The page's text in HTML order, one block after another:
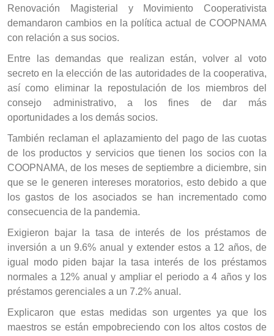
Renovación Magisterial y Movimiento Cooperativista
demandaron cambios en la política actual de COOPNAMA
con relación a sus socios.
Entre las demandas que realizan están, volver al voto
secreto en la elección de las autoridades de la cooperativa,
así como eliminar la repostulación de los miembros del
consejo administrativo, a los fines de dar más
oportunidades a los demás socios.
También reclaman el aplazamiento del pago de las cuotas
de los productos y servicios que tienen los socios con la
COOPNAMA, de los meses de septiembre a diciembre, sin
que se le generen intereses moratorios, esto debido a que
los gastos de los asociados se han incrementado como
consecuencia de la pandemia.
Exigieron bajar la tasa de interés de los préstamos de
inversión a un 9.6% anual y extender estos a 12 años, de
igual modo piden bajar la tasa interés de los préstamos
normales a 12% anual y ampliar el periodo a 4 años y los
préstamos gerenciales a un 7.2% anual.
Explicaron que estas medidas son urgentes ya que los
maestros se están empobreciendo con los altos costos de